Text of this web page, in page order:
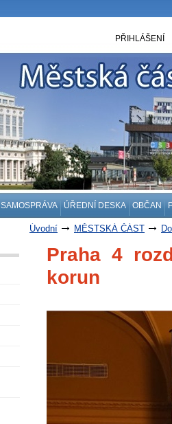
SAMOSPRÁVA ÚŘEDNÍ DESKA OBČAN
PŘIHLÁŠENÍ
Úvodní MĚSTSKÁ ČÁST
Praha 4
korun